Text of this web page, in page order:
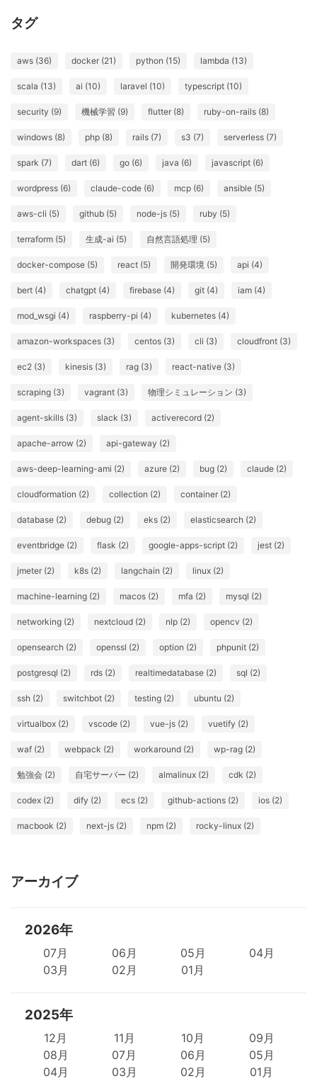
タグ
aws (36) docker (21) python (15) lambda (13)
scala (13) ai (10) laravel (10) typescript (10)
security (9) 機械学習 (9) flutter (8) ruby-on-rails (8)
windows (8) php (8) rails (7) s3 (7) serverless (7)
spark (7) dart (6) go (6) java (6) javascript (6)
wordpress (6) claude-code (6) mcp (6) ansible (5)
aws-cli (5) github (5) node-js (5) ruby (5)
terraform (5) 生成-ai (5) 自然言語処理 (5)
docker-compose (5) react (5) 開発環境 (5) api (4)
bert (4) chatgpt (4) firebase (4) git (4) iam (4)
mod_wsgi (4) raspberry-pi (4) kubernetes (4)
amazon-workspaces (3) centos (3) cli (3) cloudfront (3)
ec2 (3) kinesis (3) rag (3) react-native (3)
scraping (3) vagrant (3) 物理シミュレーション (3)
agent-skills (3) slack (3) activerecord (2)
apache-arrow (2) api-gateway (2)
aws-deep-learning-ami (2) azure (2) bug (2) claude (2)
cloudformation (2) collection (2) container (2)
database (2) debug (2) eks (2) elasticsearch (2)
eventbridge (2) flask (2) google-apps-script (2) jest (2)
jmeter (2) k8s (2) langchain (2) linux (2)
machine-learning (2) macos (2) mfa (2) mysql (2)
networking (2) nextcloud (2) nlp (2) opencv (2)
opensearch (2) openssl (2) option (2) phpunit (2)
postgresql (2) rds (2) realtimedatabase (2) sql (2)
ssh (2) switchbot (2) testing (2) ubuntu (2)
virtualbox (2) vscode (2) vue-js (2) vuetify (2)
waf (2) webpack (2) workaround (2) wp-rag (2)
勉強会 (2) 自宅サーバー (2) almalinux (2) cdk (2)
codex (2) dify (2) ecs (2) github-actions (2) ios (2)
macbook (2) next-js (2) npm (2) rocky-linux (2)
アーカイブ
2026年
07月 06月 05月
04月
03月
02月 01月
2025年
12月 11月 10月
09月
08月
07月 06月
05月
04月
03月 02月 01月